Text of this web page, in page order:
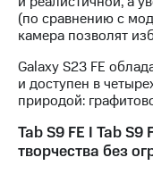
Описание
о
погашении
именных
Другое
(по сравнению с
камера позволят
Galaxy S23 FE
и доступен в
природой:
Tab S9 FE I Tab
творчества без